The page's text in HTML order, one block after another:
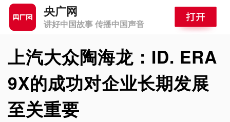
央广网
讲好中国故事 传播中国声音
上汽大众陶海龙：ID. ERA
9X的成功对企业长期发展
至关重要